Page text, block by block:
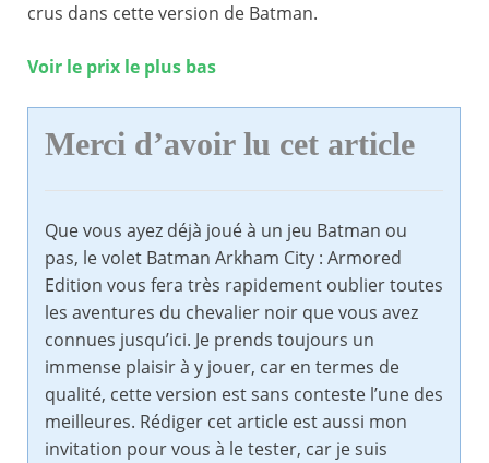
crus dans cette version de Batman.
Voir le prix le plus bas
Merci d’avoir lu cet article
Que vous ayez déjà joué à un jeu Batman ou
pas, le volet Batman Arkham City : Armored
Edition vous fera très rapidement oublier toutes
les aventures du chevalier noir que vous avez
connues jusqu’ici. Je prends toujours un
immense plaisir à y jouer, car en termes de
qualité, cette version est sans conteste l’une des
meilleures. Rédiger cet article est aussi mon
invitation pour vous à le tester, car je suis